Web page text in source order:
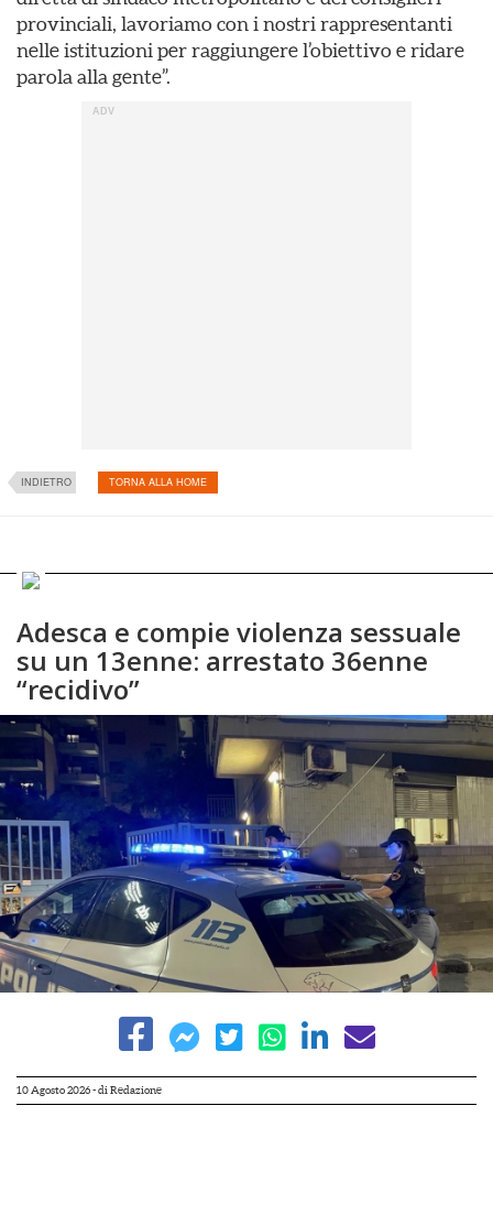
provinciali, lavoriamo con i nostri rappresentanti
nelle istituzioni per raggiungere l’obiettivo e ridare
parola alla gente”.
INDIETRO TORNA ALLA HOME
Adesca e compie violenza sessuale
su un 13enne: arrestato 36enne
“recidivo”
10 Agosto 2026- di Redazione